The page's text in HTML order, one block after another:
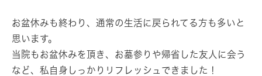
お盆休みも終わり、通常の生活に戻られてる方も多いと
思います。
当院もお盆休みを頂き、お墓参りや帰省した友人に会う
など、私自身しっかりリフレッシュできました！